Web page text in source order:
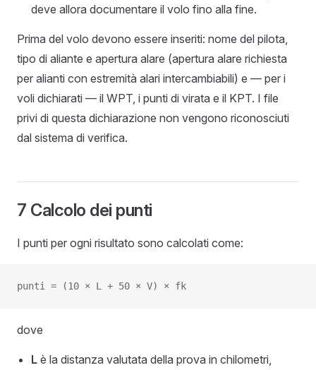
deve allora documentare il volo fino alla fine.
Prima del volo devono essere inseriti: nome del pilota,
tipo di aliante e apertura alare (apertura alare richiesta
per alianti con estremità alari intercambiabili) e — per i
voli dichiarati — il WPT, i punti di virata e il KPT. I file
privi di questa dichiarazione non vengono riconosciuti
dal sistema di verifica.
7 Calcolo dei punti
I punti per ogni risultato sono calcolati come:
punti = (10 × L + 50 × V) × fk
dove
L è la distanza valutata della prova in chilometri,